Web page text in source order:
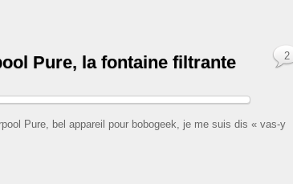
Pure, la fontaine filtrante
Pure, bel appareil pour bobogeek, je me suis dis « vas-y
2